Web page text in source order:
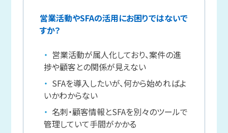
営業活動やSFAの活用にお困りではないで
すか？
営業活動が属人化しており、案件の進
捗や顧客との関係が見えない
SFAを導入したいが、何から始めればよ
いかわからない
名刺・顧客情報とSFAを別々のツールで
管理していて手間がかかる